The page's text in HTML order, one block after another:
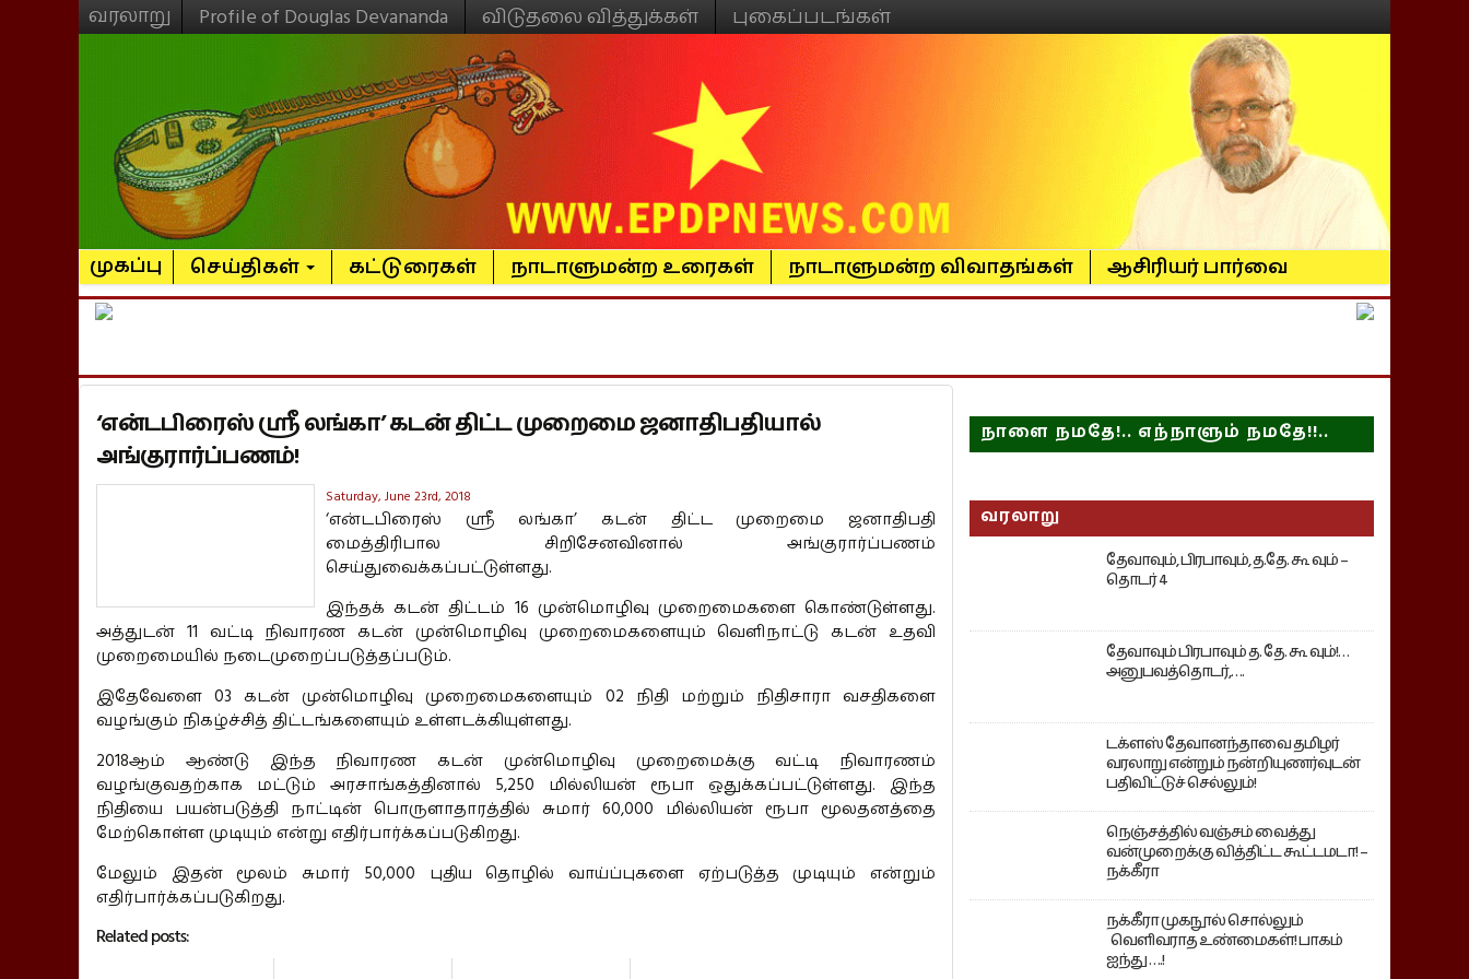
வரலாறு Profile of Douglas Devananda விடுதலை வித்துக்கள் புகைப்படங்கள்
முகப்பு செய்திகள் கட்டுரைகள் நாடாளுமன்ற உரைகள் நாடாளுமன்ற விவாதங்கள் ஆசிரியர் பார்வை
‘என்டபிரைஸ் ஸ்ரீ லங்கா’ கடன் திட்ட முறைமை ஜனாதிபதியால்
அங்குரார்ப்பணம்!
Saturday, June 23rd, 2018
‘என்டபிரைஸ் ஸ்ரீ லங்கா’ கடன் திட்ட முறைமை ஜனாதிபதி
மைத்திரிபால சிறிசேனவினால் அங்குரார்ப்பணம்
செய்துவைக்கப்பட்டுள்ளது.
இந்தக் கடன் திட்டம் 16 முன்மொழிவு முறைமைகளை கொண்டுள்ளது.
அத்துடன் 11 வட்டி நிவாரண கடன் முன்மொழிவு முறைமைகளையும் வெளிநாட்டு கடன் உதவி
முறைமையில் நடைமுறைப்படுத்தப்படும்.
இதேவேளை 03 கடன் முன்மொழிவு முறைமைகளையும் 02 நிதி மற்றும் நிதிசாரா வசதிகளை
வழங்கும் நிகழ்ச்சித் திட்டங்களையும் உள்ளடக்கியுள்ளது.
2018ஆம் ஆண்டு இந்த நிவாரண கடன் முன்மொழிவு முறைமைக்கு வட்டி நிவாரணம்
வழங்குவதற்காக மட்டும் அரசாங்கத்தினால் 5,250 மில்லியன் ரூபா ஒதுக்கப்பட்டுள்ளது. இந்த
நிதியை பயன்படுத்தி நாட்டின் பொருளாதாரத்தில் சுமார் 60,000 மில்லியன் ரூபா மூலதனத்தை
மேற்கொள்ள முடியும் என்று எதிர்பார்க்கப்படுகிறது.
மேலும் இதன் மூலம் சுமார் 50,000 புதிய தொழில் வாய்ப்புகளை ஏற்படுத்த முடியும் என்றும்
எதிர்பார்க்கப்படுகிறது.
Related posts:
நாளை நமதே!.. எந்நாளும் நமதே!!..
வரலாறு
தேவாவும், பிரபாவும், த.தே. கூ வும் –
தொடர் 4
தேவாவும் பிரபாவும் த. தே. கூ வும்!…
அனுபவத்தொடர்,….
டக்ளஸ் தேவானந்தாவை தமிழர்
வரலாறு என்றும் நன்றியுணர்வுடன்
பதிவிட்டுச் செல்லும்!
நெஞ்சத்தில் வஞ்சம் வைத்து
வன்முறைக்கு வித்திட்ட கூட்டமடா! –
நக்கீரா
நக்கீரா முகநூல் சொல்லும்
வெளிவராத உண்மைகள்! பாகம்
ஐந்து ….!